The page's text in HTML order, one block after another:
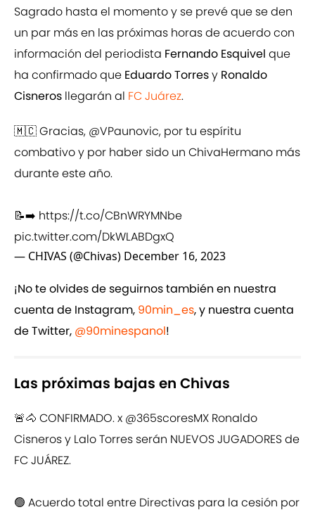
Sagrado hasta el momento y se prevé que se den
un par más en las próximas horas de acuerdo con
información del periodista Fernando Esquivel que
ha confirmado que Eduardo Torresy Ronaldo
Cisneros llegarán al FC Juárez.
🇲🇨 Gracias, @VPaunovic, por tu espíritu
combativo y por haber sido un ChivaHermano más
durante este año.
📝➡️ https://t.co/CBnWRYMNbe
pic.twitter.com/DkWLABDgxQ
— CHIVAS (@Chivas) December 16, 2023
¡No te olvides de seguirnos también en nuestra
cuenta de Instagram, 90min_es, y nuestra cuenta
de Twitter, @90minespanol!
Las próximas bajas en Chivas
🚨🐴 CONFIRMADO. x @365scoresMX Ronaldo
Cisneros y Lalo Torres serán NUEVOS JUGADORES de
FC JUÁREZ.
🟢 Acuerdo total entre Directivas para la cesión por